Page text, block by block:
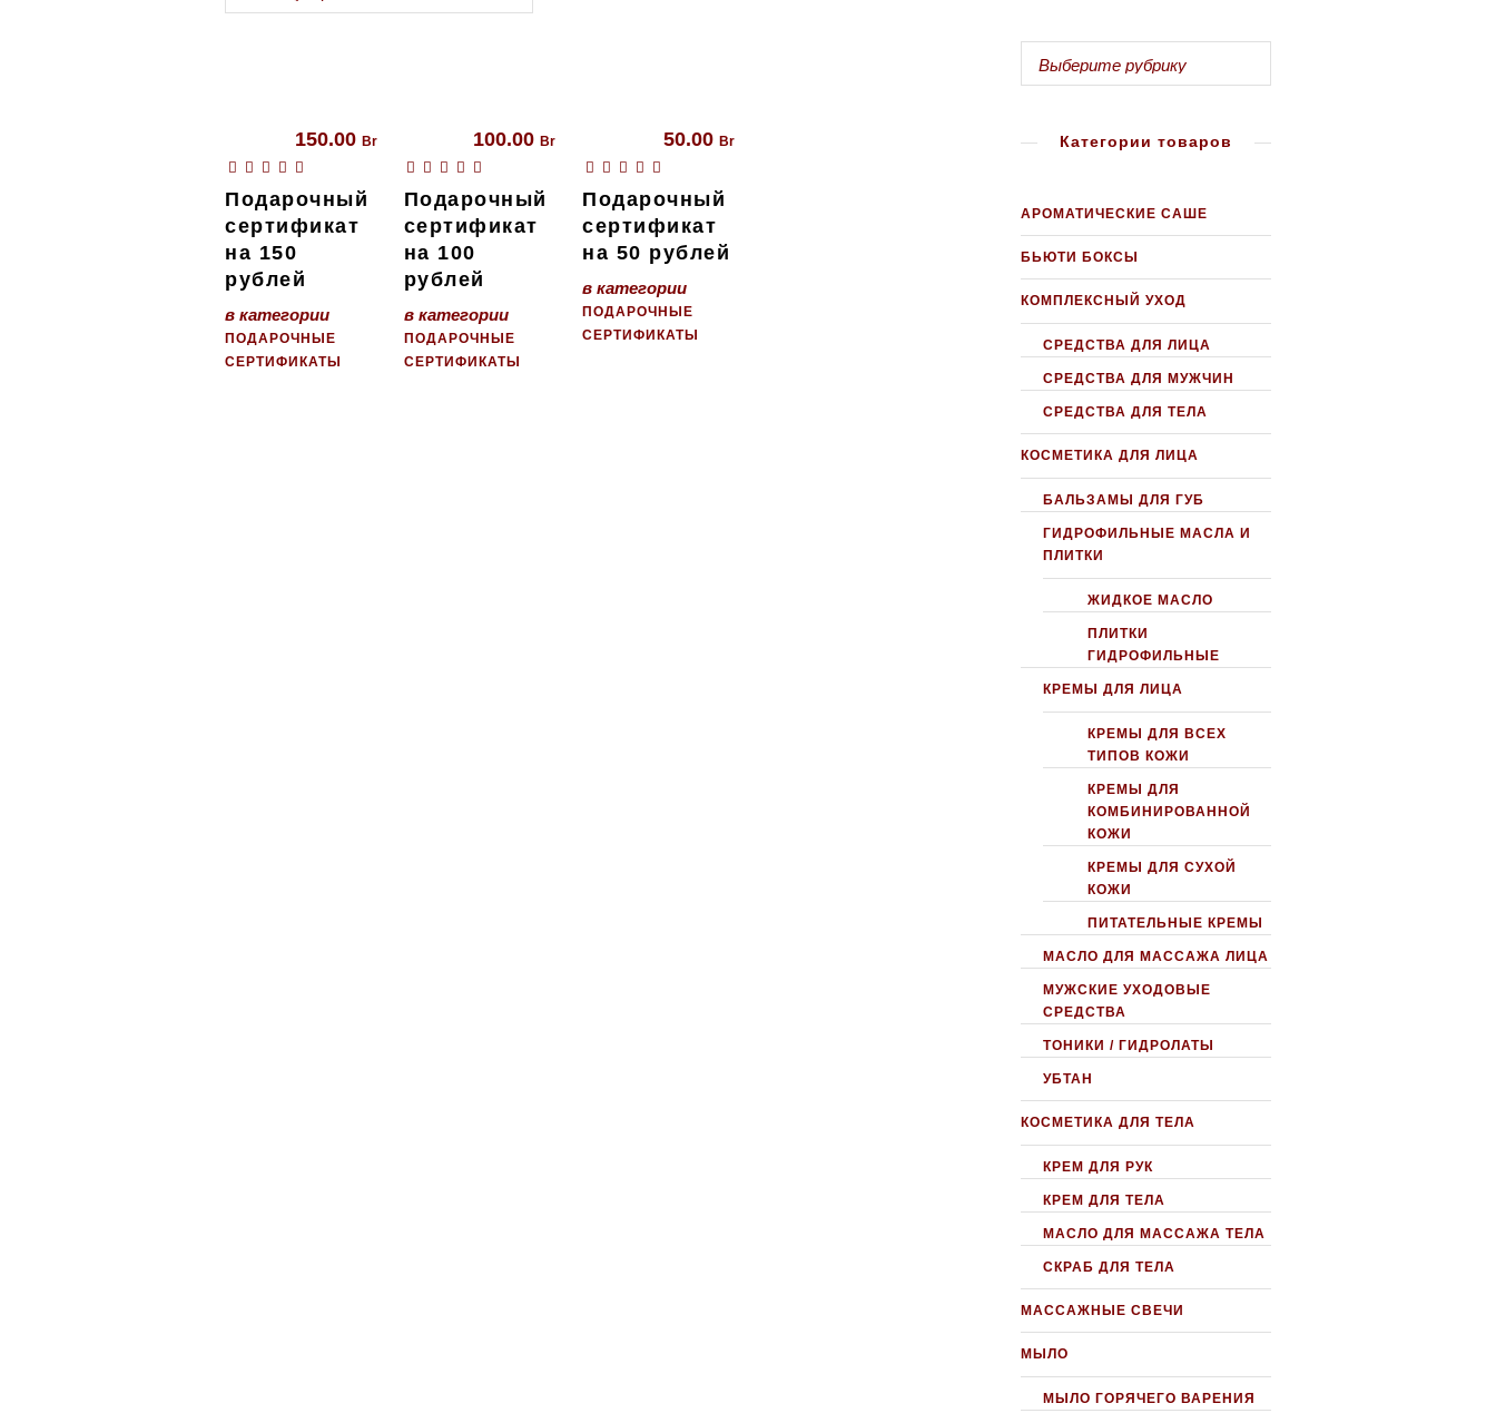
150.00 Br
Подарочный
сертификат
на 150
рублей
в категории
ПОДАРОЧНЫЕ
СЕРТИФИКАТЫ
100.00 Br
Подарочный
сертификат
на 100
рублей
в категории
ПОДАРОЧНЫЕ
СЕРТИФИКАТЫ
50.00 Br
Подарочный
сертификат
на 50 рублей
в категории
ПОДАРОЧНЫЕ
СЕРТИФИКАТЫ
Категории товаров
АРОМАТИЧЕСКИЕ САШЕ
БЬЮТИ БОКСЫ
КОМПЛЕКСНЫЙ УХОД
СРЕДСТВА ДЛЯ ЛИЦА
СРЕДСТВА ДЛЯ МУЖЧИН
СРЕДСТВА ДЛЯ ТЕЛА
КОСМЕТИКА ДЛЯ ЛИЦА
БАЛЬЗАМЫ ДЛЯ ГУБ
ГИДРОФИЛЬНЫЕ МАСЛА И
ПЛИТКИ
ЖИДКОЕ МАСЛО
ПЛИТКИ
ГИДРОФИЛЬНЫЕ
КРЕМЫ ДЛЯ ЛИЦА
КРЕМЫ ДЛЯ ВСЕХ
ТИПОВ КОЖИ
КРЕМЫ ДЛЯ
КОМБИНИРОВАННОЙ
КОЖИ
КРЕМЫ ДЛЯ СУХОЙ
КОЖИ
ПИТАТЕЛЬНЫЕ КРЕМЫ
МАСЛО ДЛЯ МАССАЖА ЛИЦА
МУЖСКИЕ УХОДОВЫЕ
СРЕДСТВА
ТОНИКИ / ГИДРОЛАТЫ
УБТАН
КОСМЕТИКА ДЛЯ ТЕЛА
КРЕМ ДЛЯ РУК
КРЕМ ДЛЯ ТЕЛА
МАСЛО ДЛЯ МАССАЖА ТЕЛА
СКРАБ ДЛЯ ТЕЛА
МАССАЖНЫЕ СВЕЧИ
МЫЛО
МЫЛО ГОРЯЧЕГО ВАРЕНИЯ